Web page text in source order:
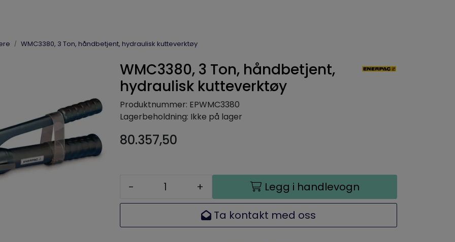
WMC3380, 3 Ton, håndbetjent, hydraulisk kutteverktøy
WMC3380, 3 Ton, håndbetjent,
hydraulisk kutteverktøy
Produktnummer: EPWMC3380
Lagerbeholdning: Ikke på lager
80.357,50
- +
Legg i handlevogn
Ta kontakt med oss